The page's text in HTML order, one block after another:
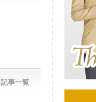
記事一覧